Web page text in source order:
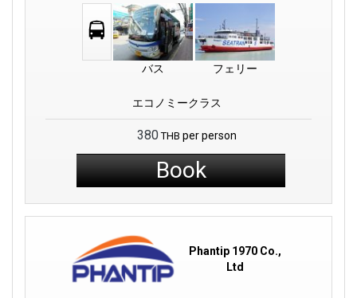
バス フェリー
エコノミークラス
380 THB per person
Book
Phantip 1970 Co.,
Ltd